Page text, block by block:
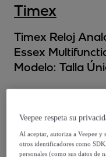
Timex
Timex Reloj
Essex
Modelo: Talla
148
-30%
Veepee respeta su
Al aceptar, autoriza a Veepee y
otros identificadores como
personales (como sus datos de